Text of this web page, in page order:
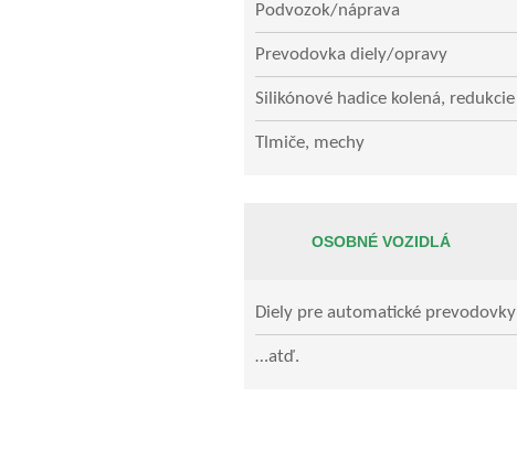
Podvozok/náprava
Prevodovka diely/opravy
Silikónové hadice kolená, redukcie
Tlmiče, mechy
OSOBNÉ VOZIDLÁ
Diely pre automatické prevodovky
…atď.